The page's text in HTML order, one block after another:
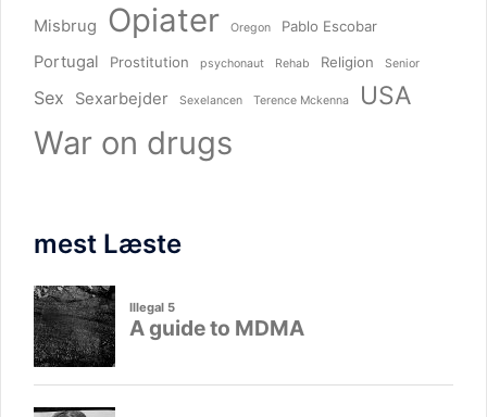
Misbrug Opiater Oregon Pablo Escobar
Portugal Prostitution psychonaut Rehab Religion Senior
Sex Sexarbejder Sexelancen Terence Mckenna USA
War on drugs
mest Læste